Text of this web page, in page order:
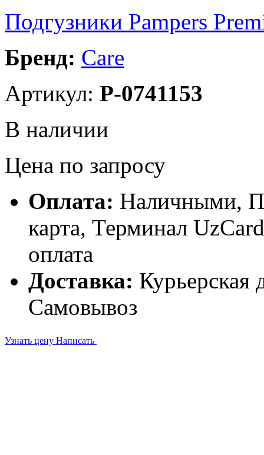
Подгузники Pampers
Бренд: Care
Артикул: P-0741153
В наличии
Цена по запросу
Оплата: Наличными,
карта, Терминал
оплата
Доставка: Курьерская
Самовывоз
Узнать цену Написать